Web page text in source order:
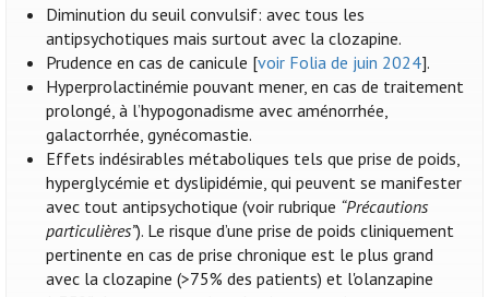
Diminution du seuil convulsif: avec tous les
antipsychotiques mais surtout avec la clozapine.
Prudence en cas de canicule [voir Folia de juin 2024].
Hyperprolactinémie pouvant mener, en cas de traitement
prolongé, à l’hypogonadisme avec aménorrhée,
galactorrhée, gynécomastie.
Effets indésirables métaboliques tels que prise de poids,
hyperglycémie et dyslipidémie, qui peuvent se manifester
avec tout antipsychotique (voir rubrique “Précautions
particulières”). Le risque d’une prise de poids cliniquement
pertinente en cas de prise chronique est le plus grand
avec la clozapine (>75% des patients) et l'olanzapine